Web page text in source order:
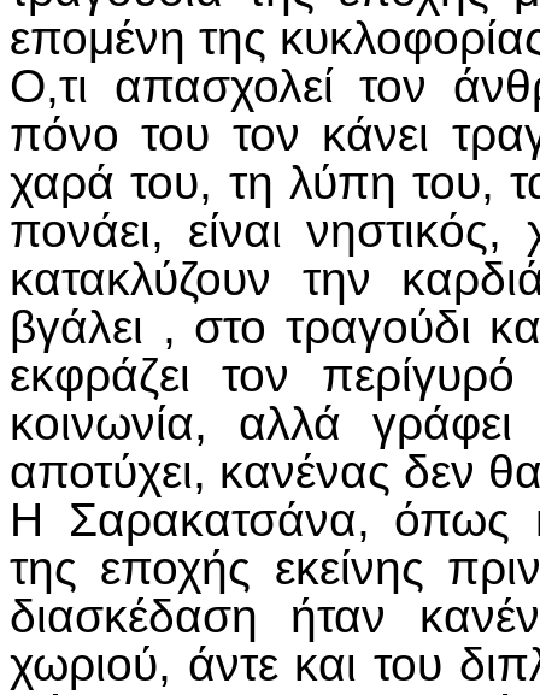
επομένη της
Ο,τι απασχολεί τον
πόνο του τον κάνει
χαρά του, τη λύπη του,
πονάει, είναι
κατακλύζουν την
βγάλει , στο τραγούδι
εκφράζει τον
κοινωνία, αλλά
αποτύχει, κανένας δεν
Η Σαρακατσάνα, όπως
της εποχής εκείνης
διασκέδαση ήταν
χωριού, άντε και του